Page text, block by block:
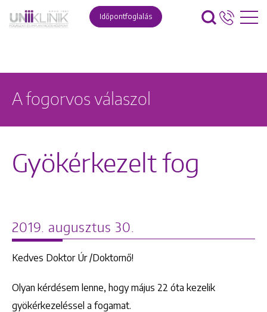
Időpontfoglalás
A fogorvos válaszol
Gyökérkezelt fog
2019. augusztus 30.
Kedves Doktor Úr /Doktornő!
Olyan kérdésem lenne, hogy május 22 óta kezelik
gyökérkezeléssel a fogamat.